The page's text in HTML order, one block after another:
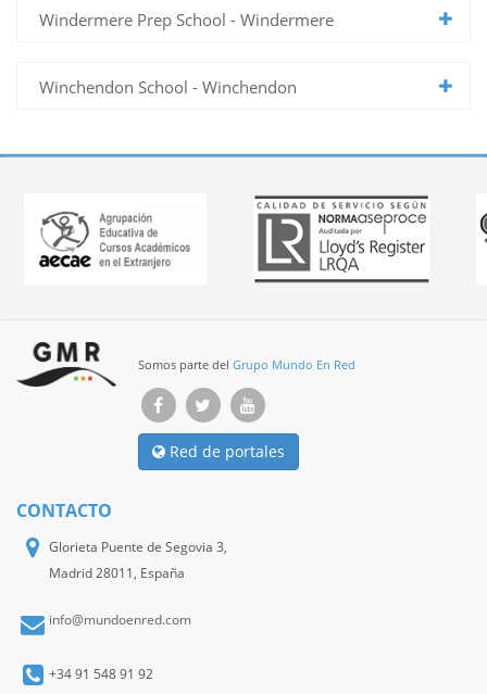
Windermere Prep School - Windermere
Winchendon School - Winchendon
Somos parte del Grupo Mundo En Red
Red de portales
CONTACTO
Glorieta Puente de Segovia 3,
Madrid 28011, España
info@mundoenred.com
+34 91 548 91 92